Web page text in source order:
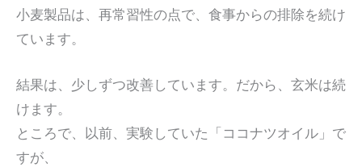
小麦製品は、再常習性の点で、食事からの排除を続け
ています。
結果は、少しずつ改善しています。だから、玄米は続
けます。
ところで、以前、実験していた「ココナツオイル」で
すが、